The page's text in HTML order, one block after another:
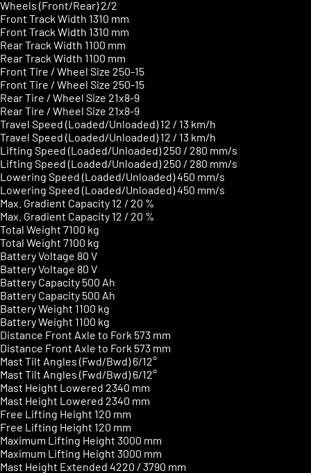
Wheels (Front/Rear)2/2
Front Track Width 1310 mm
Front Track Width 1310 mm
Rear Track Width 1100 mm
Rear Track Width 1100 mm
Front Tire / Wheel Size 250-15
Front Tire / Wheel Size 250-15
Rear Tire / Wheel Size 21x8-9
Rear Tire / Wheel Size 21x8-9
Travel Speed (Loaded/Unloaded)12 / 13 km/h
Travel Speed (Loaded/Unloaded)12 / 13 km/h
Lifting Speed (Loaded/Unloaded)250 / 280 mm/s
Lifting Speed (Loaded/Unloaded)250 / 280 mm/s
Lowering Speed (Loaded/Unloaded)450 mm/s
Lowering Speed (Loaded/Unloaded)450 mm/s
Max. Gradient Capacity 12 / 20 %
Max. Gradient Capacity 12 / 20 %
Total Weight 7100 kg
Total Weight 7100 kg
Battery Voltage 80 V
Battery Voltage 80 V
Battery Capacity 500 Ah
Battery Capacity 500 Ah
Battery Weight 1100 kg
Battery Weight 1100 kg
Distance Front Axle to Fork 573 mm
Distance Front Axle to Fork 573 mm
Mast Tilt Angles (Fwd/Bwd)6/12°
Mast Tilt Angles (Fwd/Bwd)6/12°
Mast Height Lowered 2340 mm
Mast Height Lowered 2340 mm
Free Lifting Height 120 mm
Free Lifting Height 120 mm
Maximum Lifting Height 3000 mm
Maximum Lifting Height 3000 mm
Mast Height Extended 4220 / 3790 mm